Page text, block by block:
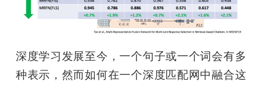
深度学习发展至今，一个句子或一个词会有多
种表示，然而如何在一个深度匹配网中融合这